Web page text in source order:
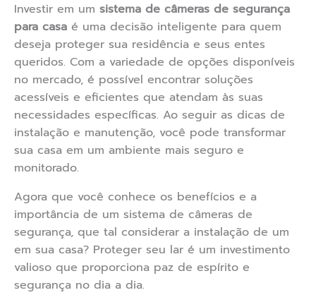
Investir em um sistema de câmeras de segurança
para casa é uma decisão inteligente para quem
deseja proteger sua residência e seus entes
queridos. Com a variedade de opções disponíveis
no mercado, é possível encontrar soluções
acessíveis e eficientes que atendam às suas
necessidades específicas. Ao seguir as dicas de
instalação e manutenção, você pode transformar
sua casa em um ambiente mais seguro e
monitorado.
Agora que você conhece os benefícios e a
importância de um sistema de câmeras de
segurança, que tal considerar a instalação de um
em sua casa? Proteger seu lar é um investimento
valioso que proporciona paz de espírito e
segurança no dia a dia.